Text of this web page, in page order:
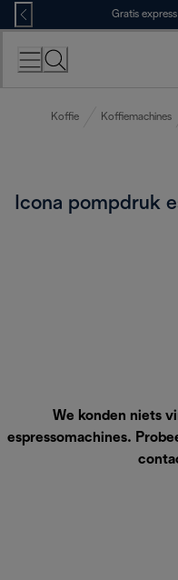
Skip
to
Content
Gratis
Koffie Koffiemachines
Icona pompdruk
We konden niets
espressomachines.